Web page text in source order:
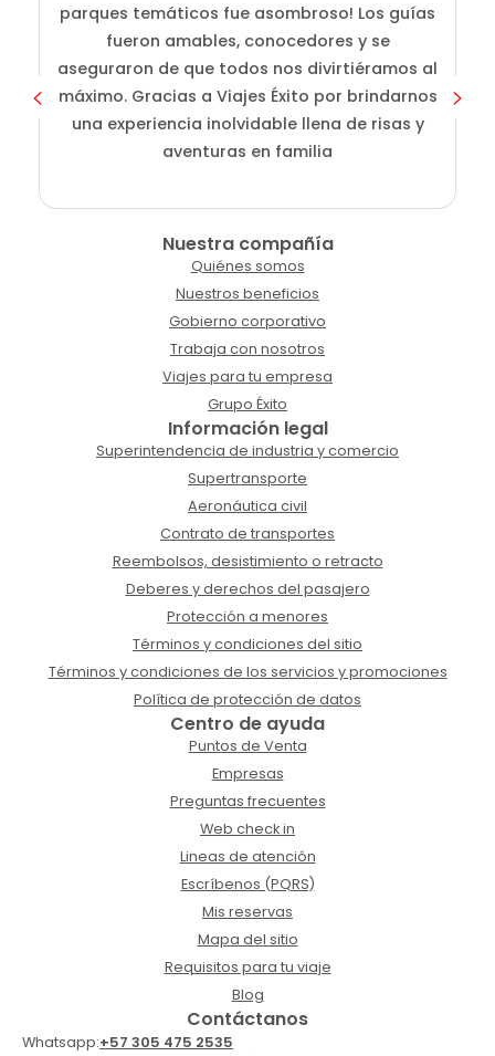
parques temáticos fue asombroso! Los guías
fueron amables, conocedores y se
aseguraron de que todos nos divirtiéramos al
máximo. Gracias a Viajes Éxito por brindarnos
una experiencia inolvidable llena de risas y
aventuras en familia
Nuestra compañía
Quiénes somos
Nuestros beneficios
Gobierno corporativo
Trabaja con nosotros
Viajes para tu empresa
Grupo Éxito
Información legal
Superintendencia de industria y comercio
Supertransporte
Aeronáutica civil
Contrato de transportes
Reembolsos, desistimiento o retracto
Deberes y derechos del pasajero
Protección a menores
Términos y condiciones del sitio
Términos y condiciones de los servicios y promociones
Política de protección de datos
Centro de ayuda
Puntos de Venta
Empresas
Preguntas frecuentes
Web check in
Lineas de atención
Escríbenos (PQRS)
Mis reservas
Mapa del sitio
Requisitos para tu viaje
Blog
Contáctanos
Whatsapp:+57 305 475 2535